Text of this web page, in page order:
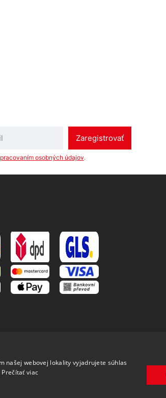
Zaregistrovať
osobných údajov.
MAVEX, spol. s r.o. Všechna práva
našej webovej lokality vyjadrujete súhlas
Prečítať viac